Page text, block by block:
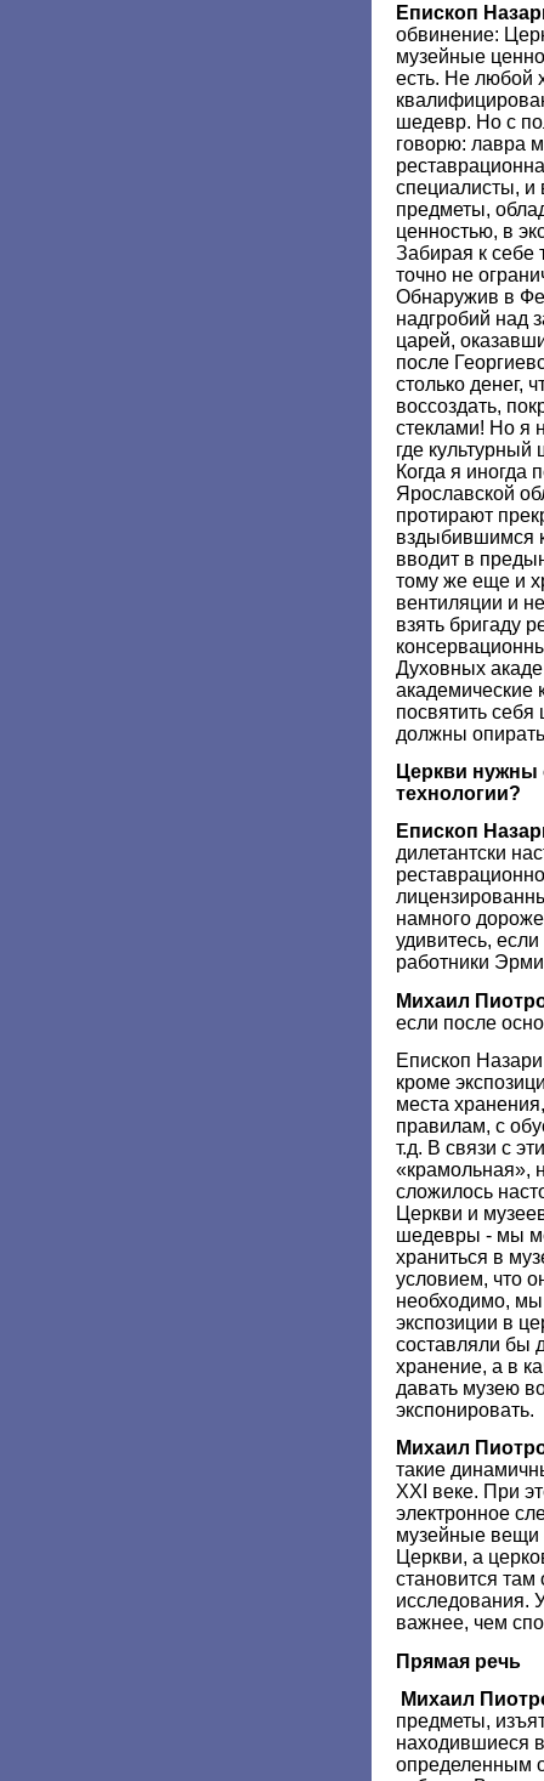
Епископ
обвинение:
музейные
есть. Не любой
шедевр. Но с
говорю: лавра
специалисты, и
предметы,
ценностью, в
Забирая к себе
точно не
Обнаружив в
надгробий над
царей,
после
столько денег,
воссоздать,
стеклами! Но я
где
Когда я
Ярославской
протирают
вздыбившимся
вводит в
тому же еще и
вентиляции и
взять бригаду
Духовных
академические
посвятить
должны
Церкви
технологии?
Епископ
дилетантски
намного
удивитесь,
работники
Михаил
если после
Епископ
кроме
места
правилам, с
т.д. В связи с
«крамольная»,
сложилось
Церкви и
шедевры - мы
храниться в
условием, что
необходимо,
экспозиции в
составляли бы
хранение, а в
давать музею
экспонировать.
Михаил
такие
ХХI веке. При
электронное
музейные вещи
Церкви, а
становится там
исследования.
важнее, чем
Прямая речь
Михаил
предметы,
находившиеся
определенным